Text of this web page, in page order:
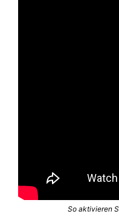
So aktivieren